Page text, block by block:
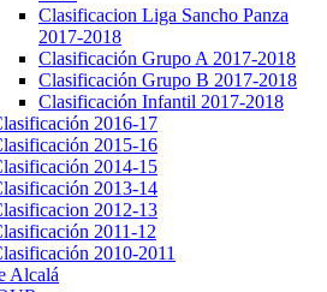
Clasificacion Liga Sancho Panza
2017-2018
Clasificación Grupo A 2017-2018
Clasificación Grupo B 2017-2018
Clasificación Infantil 2017-2018
2016-17
2015-16
2014-15
2013-14
2012-13
2011-12
2010-2011
Alcalá